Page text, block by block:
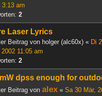
3:13 am
2
Laser Lyrics
Beitrag von holger (alc60x) « Di
11:05 am
2
dpss enough for
Beitrag von alex « Sa 30 Mär,